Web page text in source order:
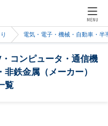
MENU
電気・電子・機械・自動車・半
コンピュータ・通信機
鉄金属（メーカー）
覧